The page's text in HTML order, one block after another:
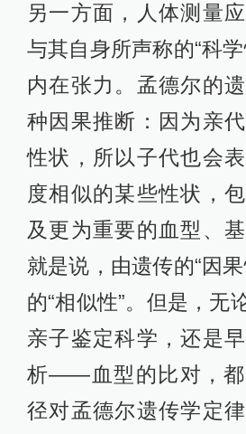
另一方面，人体测量
与其自身所声称的“科
内在张力。孟德尔的
种因果推断：因为亲
性状，所以子代也会
度相似的某些性状，
及更为重要的血型、
就是说，由遗传的“因
的“相似性”。但是，无
亲子鉴定科学，还是
析——血型的比对，都
径对孟德尔遗传学定